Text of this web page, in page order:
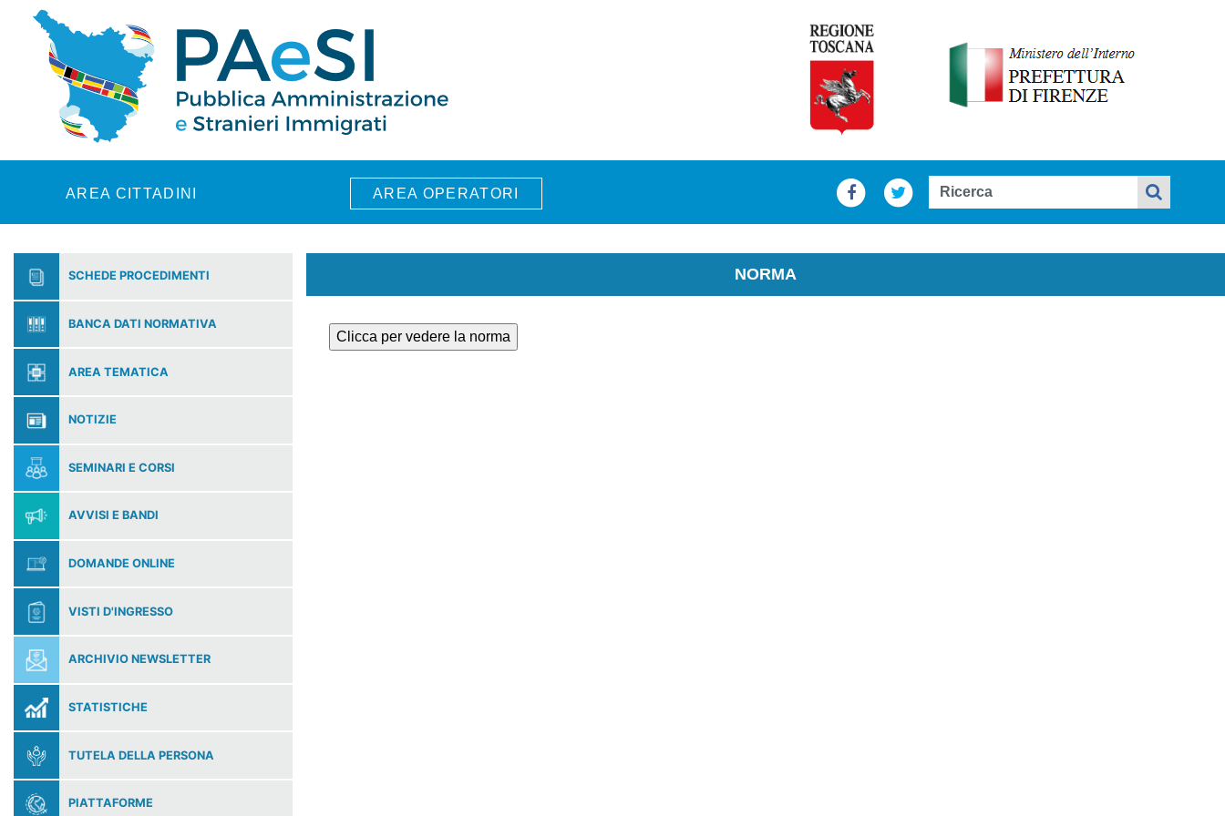
Skip to main content
AREA CITTADINI AREA OPERATORI
SCHEDE PROCEDIMENTI
BANCA DATI NORMATIVA
AREA TEMATICA
NOTIZIE
SEMINARI E CORSI
AVVISI E BANDI
DOMANDE ONLINE
VISTI D'INGRESSO
ARCHIVIO NEWSLETTER
STATISTICHE
TUTELA DELLA PERSONA
PIATTAFORME
NORMA
Clicca per vedere la norma